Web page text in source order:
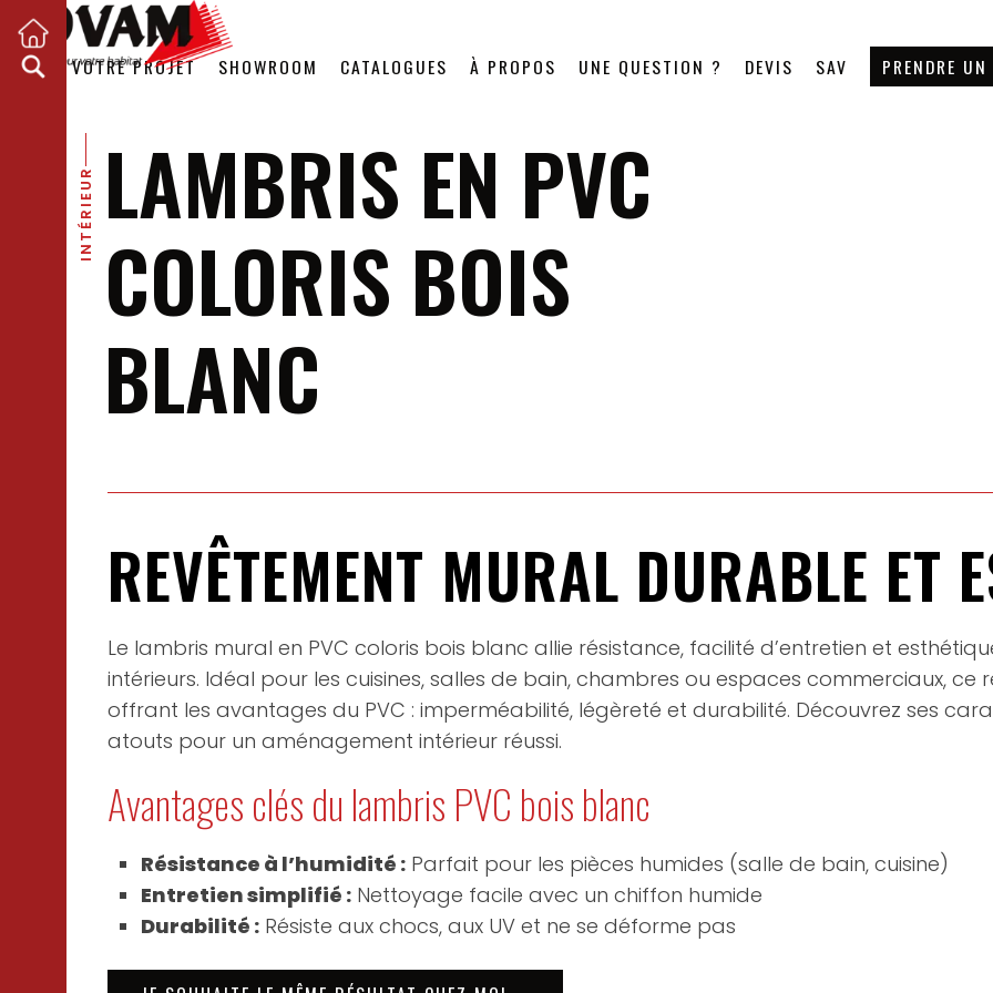
VOTRE PROJET SHOWROOM CATALOGUES À PROPOS UNE QUESTION ? DEVIS SAV PRENDRE
INTÉRIEURLAMBRIS EN PVC
COLORIS BOIS
BLANC
REVÊTEMENT MURAL DURABLE ET
Le lambris mural en PVC coloris bois blanc allie résistance, facilité d’entretien et
intérieurs. Idéal pour les cuisines, salles de bain, chambres ou espaces commerciaux,
offrant les avantages du PVC : imperméabilité, légèreté et durabilité. Découvrez ses
atouts pour un aménagement intérieur réussi.
Avantages clés du lambris PVC bois blanc
Résistance à l’humidité : Parfait pour les pièces humides (salle de bain, cuisine)
Entretien simplifié : Nettoyage facile avec un chiffon humide
Durabilité : Résiste aux chocs, aux UV et ne se déforme pas